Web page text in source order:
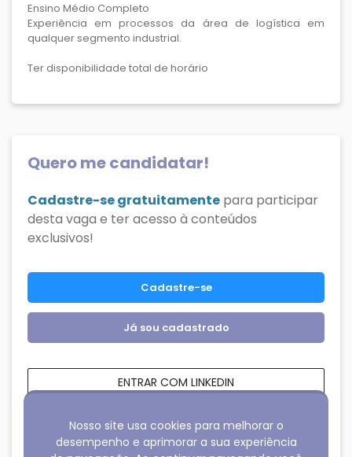
Ensino Médio Completo
Experiência em processos da área de logística em
qualquer segmento industrial.
Ter disponibilidade total de horário
Quero me candidatar!
Cadastre-se gratuitamente para participar
desta vaga e ter acesso à conteúdos
exclusivos!
Cadastre-se
Já sou cadastrado
ENTRAR COM LINKEDIN
ENTRAR COM FACEBOOK
Nosso site usa cookies para melhorar o
desempenho e aprimorar a sua experiência